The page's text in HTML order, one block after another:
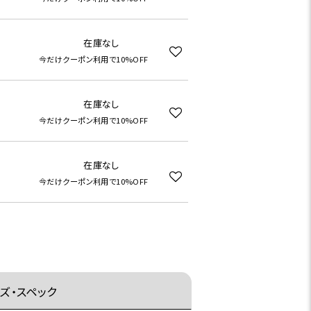
在庫なし
今だけクーポン利用で10%OFF
在庫なし
今だけクーポン利用で10%OFF
在庫なし
今だけクーポン利用で10%OFF
・スペック